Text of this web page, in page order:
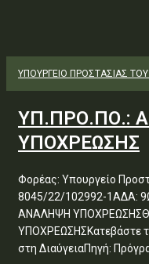
ΥΠΟΥΡΓΕΊΟ ΠΡΟΣΤΑΣΊΑΣ
ΥΠ.ΠΡΟ.ΠΟ.:
ΥΠΟΧΡΕΩΣΗΣ
Φορέας: Υπουργείο
8045/22/102992-1ΑΔΑ:
ΑΝΑΛΗΨΗ
ΥΠΟΧΡΕΩΣΗΣΚατεβάστε
στη ΔιαύγειαΠηγή: